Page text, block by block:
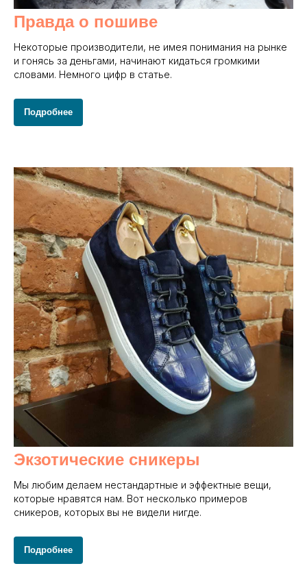
Правда о пошиве
Некоторые производители, не имея понимания на рынке
и гонясь за деньгами, начинают кидаться громкими
словами. Немного цифр в статье.
Подробнее
Экзотические сникеры
Мы любим делаем нестандартные и эффектные вещи,
которые нравятся нам. Вот несколько примеров
сникеров, которых вы не видели нигде.
Подробнее